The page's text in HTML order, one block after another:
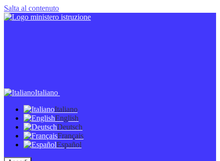
Salta al contenuto
Italiano
Italiano
English
Deutsch
Français
Español